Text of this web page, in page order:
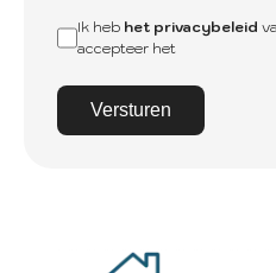
Ik heb het privacybeleid
accepteer het
Versturen